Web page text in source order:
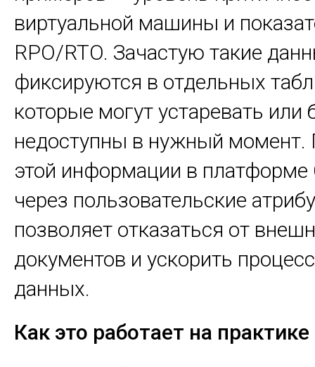
виртуальной машины и
RPO/RTO. Зачастую такие
фиксируются в отдельных
которые могут устаревать или
недоступны в нужный момент.
этой информации в
через пользовательские
позволяет отказаться от
документов и ускорить
данных.
Как это работает на практике